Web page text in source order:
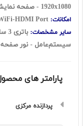
1920x1080 - صفحه نمایش مات
امکانات:
سایر مشخصات:
سيستم‌عامل - نور
پارامتر های
پردازنده مرکزی